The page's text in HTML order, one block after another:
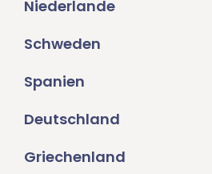
Niederlande
Schweden
Spanien
Deutschland
Griechenland